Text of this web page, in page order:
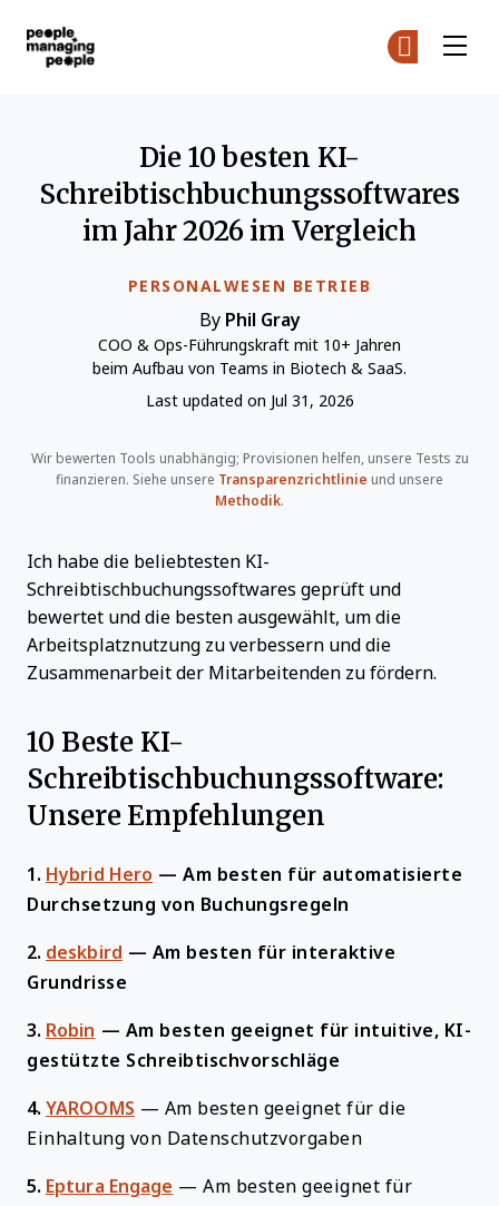
PERSONALWESEN BETRIEB
Die 10 besten KI-
Schreibtischbuchungssoftwares
im Jahr 2026 im Vergleich
By Phil Gray
COO & Ops-Führungskraft mit 10+ Jahren
beim Aufbau von Teams in Biotech & SaaS.
Last updated on Jul 31, 2026
Wir bewerten Tools unabhängig; Provisionen helfen, unsere Tests zu
finanzieren. Siehe unsere Transparenzrichtlinie und unsere
Methodik.
Ich habe die beliebtesten KI-
Schreibtischbuchungssoftwares geprüft und
bewertet und die besten ausgewählt, um die
Arbeitsplatznutzung zu verbessern und die
Zusammenarbeit der Mitarbeitenden zu fördern.
10 Beste KI-
Schreibtischbuchungssoftware:
Unsere Empfehlungen
1. Hybrid Hero —Am besten für automatisierte
Durchsetzung von Buchungsregeln
2. deskbird — Am besten für interaktive
Grundrisse
3. Robin — Am besten geeignet für intuitive, KI-
gestützte Schreibtischvorschläge
4. YAROOMS — Am besten geeignet für die
Einhaltung von Datenschutzvorgaben
5. Eptura Engage —Am besten geeignet für